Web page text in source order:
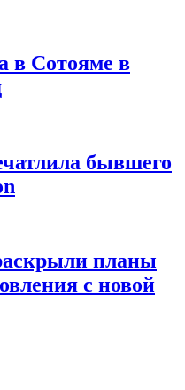
в Сотояме в
бывшего
планы
с новой